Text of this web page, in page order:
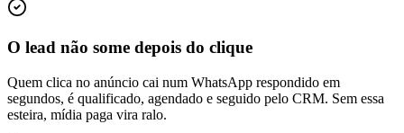
O lead não some depois do clique
Quem clica no anúncio cai num WhatsApp respondido em
segundos, é qualificado, agendado e seguido pelo CRM. Sem essa
esteira, mídia paga vira ralo.